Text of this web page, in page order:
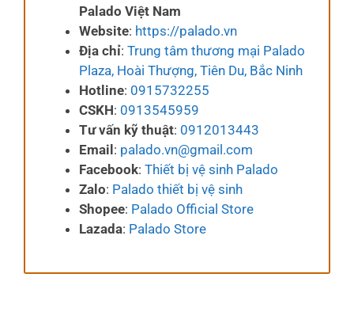
Palado Việt Nam
Website: https://palado.vn
Địa chỉ: Trung tâm thương mại Palado
Plaza, Hoài Thượng, Tiên Du, Bắc Ninh
Hotline: 0915732255
CSKH: 0913545959
Tư vấn kỹ thuật: 0912013443
Email: palado.vn@gmail.com
Facebook: Thiết bị vệ sinh Palado
Zalo: Palado thiết bị vệ sinh
Shopee: Palado Official Store
Lazada: Palado Store